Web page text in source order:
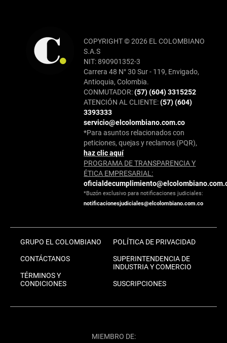
COPYRIGHT © 2026 EL COLOMBIANO
S.A.S
NIT: 890901352-3
Carrera 48 N° 30 Sur - 119, Envigado,
Antioquia, Colombia.
CONMUTADOR:(57) (604) 3315252
ATENCIÓN AL CLIENTE:(57) (604)
3393333
servicio@elcolombiano.com.co
*Para asuntos relacionados con
peticiones, quejas y reclamos (PQR),
haz clic aquí
PROGRAMA DE TRANSPARENCIA Y
ÉTICA EMPRESARIAL:
*Buzón exclusivo para notificaciones judiciales:
notificacionesjudiciales@elcolombiano.com.co
GRUPO EL COLOMBIANO
CONTÁCTANOS
TÉRMINOS Y
CONDICIONES
POLÍTICA DE PRIVACIDAD
SUPERINTENDENCIA DE
INDUSTRIA Y COMERCIO
SUSCRIPCIONES
MIEMBRO DE: